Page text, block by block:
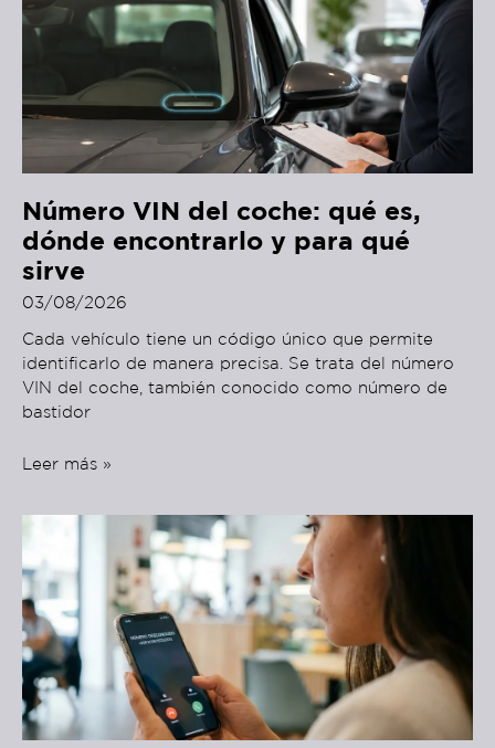
Número VIN del coche: qué es,
dónde encontrarlo y para qué
sirve
03/08/2026
Cada vehículo tiene un código único que permite
identificarlo de manera precisa. Se trata del número
VIN del coche, también conocido como número de
bastidor
Leer más »